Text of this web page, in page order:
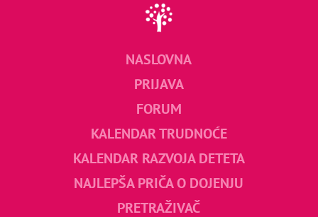
NASLOVNA
PRIJAVA
FORUM
KALENDAR TRUDNOĆE
KALENDAR RAZVOJA DETETA
NAJLEPŠA PRIČA O DOJENJU
PRETRAŽIVAČ